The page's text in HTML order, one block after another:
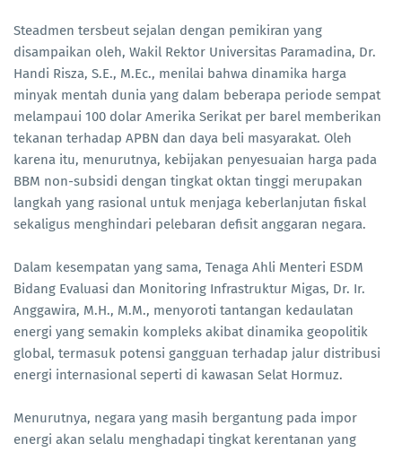
Steadmen tersbeut sejalan dengan pemikiran yang
disampaikan oleh, Wakil Rektor Universitas Paramadina, Dr.
Handi Risza, S.E., M.Ec., menilai bahwa dinamika harga
minyak mentah dunia yang dalam beberapa periode sempat
melampaui 100 dolar Amerika Serikat per barel memberikan
tekanan terhadap APBN dan daya beli masyarakat. Oleh
karena itu, menurutnya, kebijakan penyesuaian harga pada
BBM non-subsidi dengan tingkat oktan tinggi merupakan
langkah yang rasional untuk menjaga keberlanjutan fiskal
sekaligus menghindari pelebaran defisit anggaran negara.
Dalam kesempatan yang sama, Tenaga Ahli Menteri ESDM
Bidang Evaluasi dan Monitoring Infrastruktur Migas, Dr. Ir.
Anggawira, M.H., M.M., menyoroti tantangan kedaulatan
energi yang semakin kompleks akibat dinamika geopolitik
global, termasuk potensi gangguan terhadap jalur distribusi
energi internasional seperti di kawasan Selat Hormuz.
Menurutnya, negara yang masih bergantung pada impor
energi akan selalu menghadapi tingkat kerentanan yang